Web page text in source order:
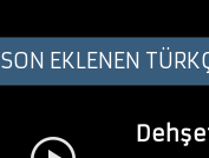
SON EKLENEN